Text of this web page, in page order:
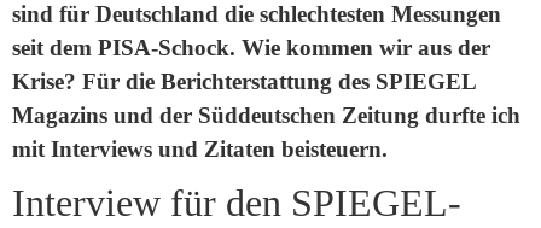
sind für Deutschland die schlechtesten Messungen
seit dem PISA-Schock. Wie kommen wir aus der
Krise? Für die Berichterstattung des SPIEGEL
Magazins und der Süddeutschen Zeitung durfte ich
mit Interviews und Zitaten beisteuern.
Interview für den SPIEGEL-